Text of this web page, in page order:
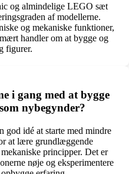
og almindelige LEGO sæt
af modellerne.
og mekaniske funktioner,
handler om at bygge og
figurer.
i gang med at bygge
nybegynder?
god idé at starte med mindre
at lære grundlæggende
principper. Det er
nøje og eksperimentere